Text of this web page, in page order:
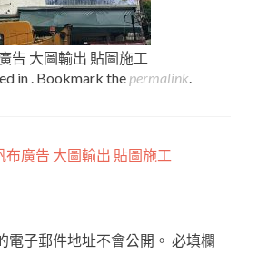
告 大圖輸出 貼圖施工
in . Bookmark the permalink.
廣告 大圖輸出 貼圖施工
電子郵件地址不會公開。 必填欄